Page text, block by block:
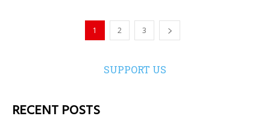
1 2 3
SUPPORT US
RECENT POSTS